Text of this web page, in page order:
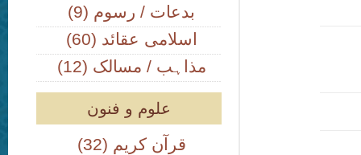
(9) بدعات / رسوم
(60) اسلامی عقائد
(12) مذاہب / مسالک
علوم و فنون
(32) قرآن کریم